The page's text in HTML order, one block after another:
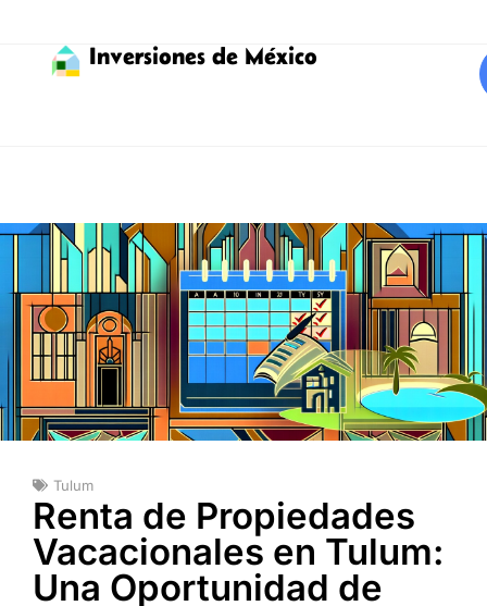
Inversiones de México
Tulum
Renta de Propiedades
Vacacionales en Tulum:
Una Oportunidad de